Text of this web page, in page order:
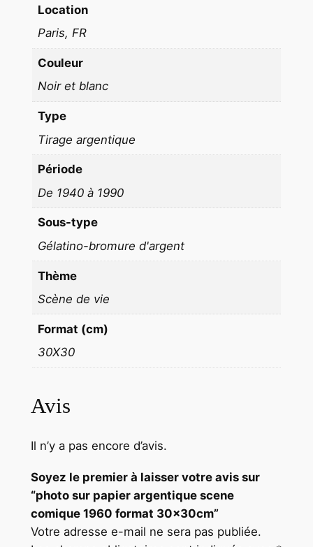
o
m
q
1
0
r
t
0
m
Location
Paris, FR
Couleur
Noir et blanc
Type
Tirage argentique
Période
De 1940 à 1990
Sous-type
Gélatino-bromure d'argent
Thème
Scène de vie
Format (cm)
30X30
Avis
Il n’y a pas encore d’avis.
Soyez le premier à laisser votre avis sur
“photo sur papier argentique scene
comique 1960 format 30x30cm”
Votre adresse e-mail ne sera pas publiée.